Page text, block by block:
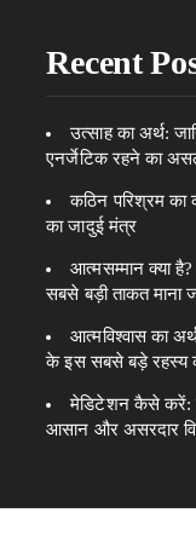
Recent
उत्साह का अर्थ:
एनर्जेटिक रहने का
कठिन परिश्रम का
का जादुई मंत्र
आत्मसम्मान क्या
सबसे बड़ी ताकत माना
आत्मविश्वास का
के इस सबसे बड़े रहस्य
मेडिटेशन कैसे करें:
आसान और असरदार